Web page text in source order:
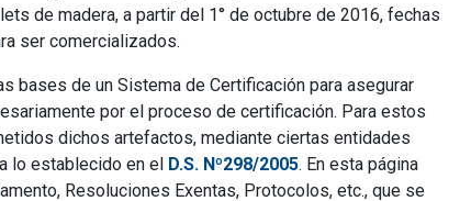
de madera, a partir del 1° de octubre de 2016, fechas
ser comercializados.
bases de un Sistema de Certificación para asegurar
por el proceso de certificación. Para estos
dichos artefactos, mediante ciertas entidades
lo establecido en el D.S. Nº298/2005. En esta página
Resoluciones Exentas, Protocolos, etc., que se